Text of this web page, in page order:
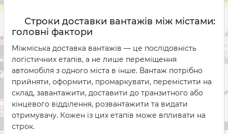
Строки доставки вантажів між містами:
головні фактори
Міжміська доставка вантажів — це послідовність
логістичних етапів, а не лише переміщення
автомобіля з одного міста в інше. Вантаж потрібно
прийняти, оформити, промаркувати, перемістити на
склад, завантажити, доставити до транзитного або
кінцевого відділення, розвантажити та видати
отримувачу. Кожен із цих етапів може впливати на
строк.